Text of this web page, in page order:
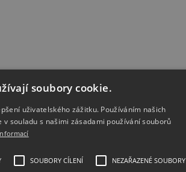
soubory cookie.
uživatelského zážitku. Používáním našich
souladu s našimi zásadami používání souborů
SOUBORY CÍLENÍ NEZAŘAZENÉ SOUBORY